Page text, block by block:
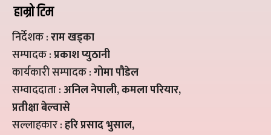
हाम्रो टिम
निर्देशक :राम खड्का
सम्पादक :प्रकाश प्युठानी
कार्यकारी सम्पादक :गोमा पौडेल
सम्वाददाता :अनिल नेपाली, कमला परियार,
प्रतीक्षा बेल्वासे
सल्लाहकार :हरि प्रसाद भुसाल,